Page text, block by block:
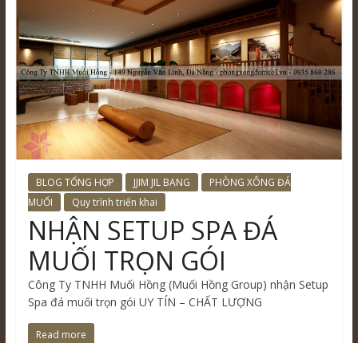
BLOG TỔNG HỢP JJIM JIL BANG
PHÒNG XÔNG ĐÁ
MUỐI
Quy trình triển khai
NHẬN SETUP SPA ĐÁ
MUỐI TRỌN GÓI
Công Ty TNHH Muối Hồng (Muối Hồng Group) nhận Setup
Spa đá muối trọn gói UY TÍN – CHẤT LƯỢNG
Read more